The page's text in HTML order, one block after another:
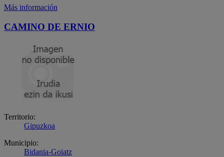
Más información
CAMINO DE ERNIO
Territorio:
Gipuzkoa
Municipio:
Bidania-Goiatz